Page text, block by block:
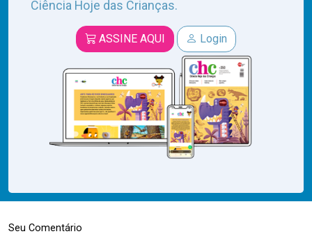
Ciência Hoje das Crianças.
ASSINE AQUI Login
Seu Comentário